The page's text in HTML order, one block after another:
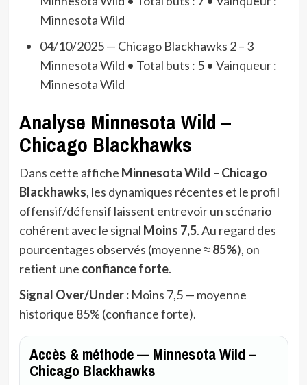
Minnesota Wild
04/10/2025 — Chicago Blackhawks 2 – 3
Minnesota Wild • Total buts : 5 • Vainqueur :
Minnesota Wild
Analyse Minnesota Wild –
Chicago Blackhawks
Dans cette affiche Minnesota Wild – Chicago
Blackhawks, les dynamiques récentes et le profil
offensif/défensif laissent entrevoir un scénario
cohérent avec le signal Moins 7,5. Au regard des
pourcentages observés (moyenne ≈85%), on
retient une confiance forte.
Signal Over/Under :Moins 7,5 — moyenne
historique 85% (confiance forte).
Accès & méthode — Minnesota Wild –
Chicago Blackhawks